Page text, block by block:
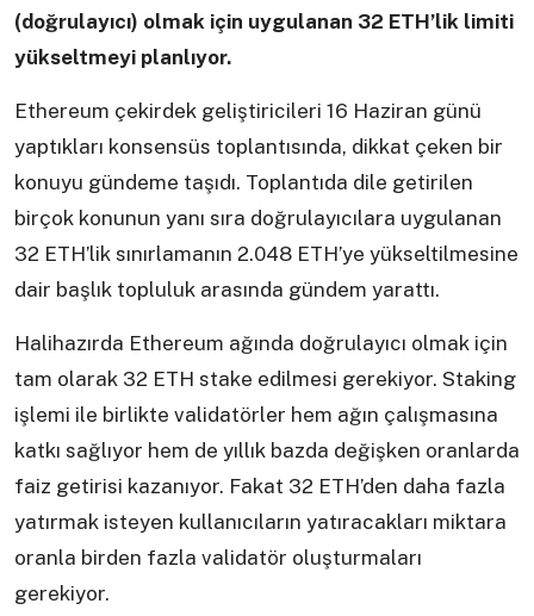
(doğrulayıcı) olmak için uygulanan 32 ETH’lik limiti
yükseltmeyi planlıyor.
Ethereum çekirdek geliştiricileri 16 Haziran günü
yaptıkları konsensüs toplantısında, dikkat çeken bir
konuyu gündeme taşıdı. Toplantıda dile getirilen
birçok konunun yanı sıra doğrulayıcılara uygulanan
32 ETH’lik sınırlamanın 2.048 ETH’ye yükseltilmesine
dair başlık topluluk arasında gündem yarattı.
Halihazırda Ethereum ağında doğrulayıcı olmak için
tam olarak 32 ETH stake edilmesi gerekiyor. Staking
işlemi ile birlikte validatörler hem ağın çalışmasına
katkı sağlıyor hem de yıllık bazda değişken oranlarda
faiz getirisi kazanıyor. Fakat 32 ETH’den daha fazla
yatırmak isteyen kullanıcıların yatıracakları miktara
oranla birden fazla validatör oluşturmaları
gerekiyor.